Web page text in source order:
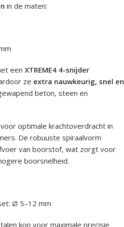
in de maten:
een XTREME4 4-snijder
ze extra nauwkeurig, snel en
beton, steen en
optimale krachtoverdracht in
De robuuste spiraalvorm
van boorstof, wat zorgt voor
boorsnelheid.
Ø 5–12 mm
kop voor maximale precisie